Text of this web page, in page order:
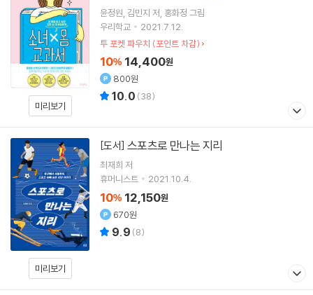
미리보기
윤정원 김민지 저 홍화정 그림
우리학교
2021.7.12.
투 포켓 파우치 (포인트 차감)
10% 14,400원
800원
10.0 (38)
미리보기
[도서] 스포츠로 만나는 지리
최재희 저
휴머니스트
2021.10.4.
10% 12,150원
670원
9.9 (8)